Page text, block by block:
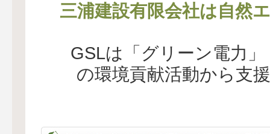
三浦建設有限会社は自然
GSLは「グリーン電力
の環境貢献活動から支